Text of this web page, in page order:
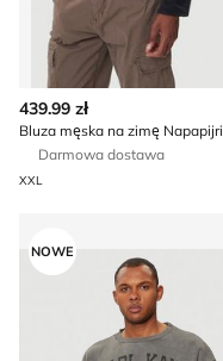
439.99 zł
Bluza męska na zimę Napapijri
Darmowa dostawa
XXL
NOWE